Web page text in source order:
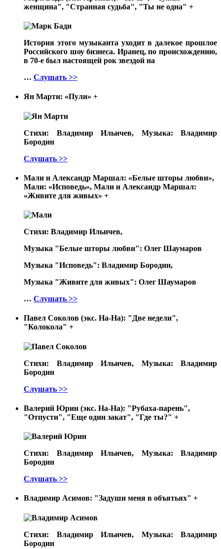
женщина", "Странная судьба", "Ты не одна" +
История этого музыканта уходит в далекое прошлое
Российского шоу бизнеса. Иранец, по происхождению,
в 70-е был настоящей рок звездой на
… Слушать >>
Ян Марти: «Пули» +
Стихи: Владимир Ильичев, Музыка: Владимир
Бородин
Слушать >>
Мали и Александр Маршал: «Белые шторы любви»,
Мали: «Исповедь», Мали и Александр Маршал:
«Живите для живых» +
Стихи: Владимир Ильичев,
Музыка "Белые шторы любви": Олег Шаумаров
Музыка "Исповедь": Владимир Бородин,
Музыка "Живите для живых": Олег Шаумаров
… Слушать >>
Павел Соколов (экс. На-На): "Две недели",
"Колокола" +
Стихи: Владимир Ильичев, Музыка: Владимир
Бородин
Слушать >>
Валерий Юрин (экс. На-На): "Рубаха-парень",
"Отпусти", "Еще один закат", "Где ты?" +
Стихи: Владимир Ильичев, Музыка: Владимир
Бородин
Слушать >>
Владимир Асимов: "Задуши меня в объятьях" +
Стихи: Владимир Ильичев, Музыка: Владимир
Бородин